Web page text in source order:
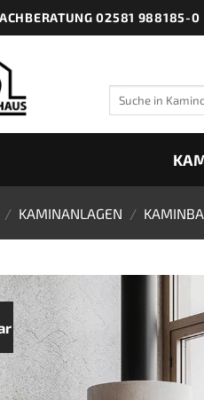
02581 988185-0
/ KAMINANLAGEN /